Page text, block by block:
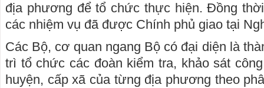
địa phương để tổ chức thực hiện. Đồng
các nhiệm vụ đã được Chính phủ giao tại
Các Bộ, cơ quan ngang Bộ có đại diện là
trì tổ chức các đoàn kiểm tra, khảo sát
huyện, cấp xã của từng địa phương theo